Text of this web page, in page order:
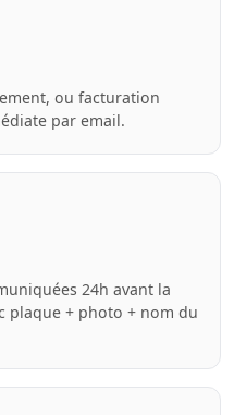
ou facturation
par email.
24h avant la
plaque + photo + nom du